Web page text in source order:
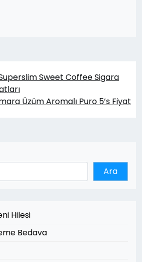
Sweet Coffee Sigara
Üzüm Aromalı Puro 5’s Fiyat
Ara
Hilesi
Bedava